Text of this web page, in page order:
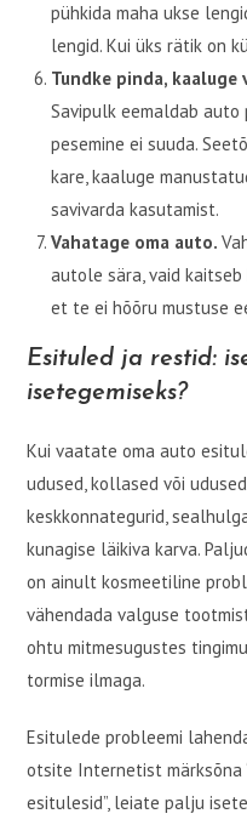
pühkida maha ukse
lengid. Kui üks rätik on
Tundke pinda, kaaluge
Savipulk eemaldab
pesemine ei suuda.
kare, kaaluge
savivarda kasutamist.
Vahatage oma auto.
autole sära, vaid kaitseb
et te ei hõõru mustuse
Esituled ja restid:
isetegemiseks?
Kui vaatate oma auto
udused, kollased või
keskkonnategurid,
kunagise läikiva karva.
on ainult kosmeetiline
vähendada valguse
ohtu mitmesugustes
tormise ilmaga.
Esitulede probleemi
otsite Internetist märksõna
esitulesid”, leiate palju